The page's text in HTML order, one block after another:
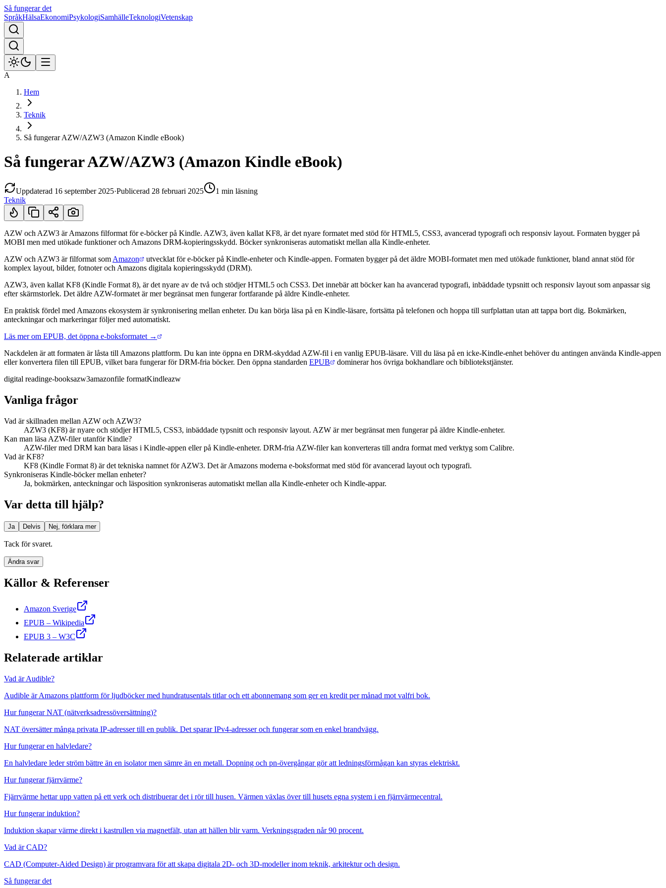
Så fungerar det
SpråkHälsaEkonomiPsykologiSamhälleTeknologiVetenskap
A
Hem
Teknik
Så fungerar AZW/AZW3 (Amazon Kindle eBook)
Så fungerar AZW/AZW3 (Amazon Kindle eBook)
Uppdaterad 16 september 2025·Publicerad 28 februari 2025 1 min läsning
Teknik
Kort svar
AZW och AZW3 är Amazons filformat för e-böcker på Kindle. AZW3, även kallat KF8, är det nyare formatet med stöd för HTML5, CSS3, avancerad typografi och responsiv layout. Formaten bygger på
MOBI men med utökade funktioner och Amazons DRM-kopieringsskydd. Böcker synkroniseras automatiskt mellan alla Kindle-enheter.
AZW och AZW3 är filformat som Amazon
utvecklat för e-böcker på Kindle-enheter och Kindle-appen. Formaten bygger på det äldre MOBI-formatet men med utökade funktioner, bland annat stöd för
komplex layout, bilder, fotnoter och Amazons digitala kopieringsskydd (DRM).
AZW3, även kallat KF8 (Kindle Format 8), är det nyare av de två och stödjer HTML5 och CSS3. Det innebär att böcker kan ha avancerad typografi, inbäddade typsnitt och responsiv layout som anpassar sig
efter skärmstorlek. Det äldre AZW-formatet är mer begränsat men fungerar fortfarande på äldre Kindle-enheter.
En praktisk fördel med Amazons ekosystem är synkronisering mellan enheter. Du kan börja läsa på en Kindle-läsare, fortsätta på telefonen och hoppa till surfplattan utan att tappa bort dig. Bokmärken,
anteckningar och markeringar följer med automatiskt.
Läs mer om EPUB, det öppna e-boksformatet →
Nackdelen är att formaten är låsta till Amazons plattform. Du kan inte öppna en DRM-skyddad AZW-fil i en vanlig EPUB-läsare. Vill du läsa på en icke-Kindle-enhet behöver du antingen använda Kindle-appen
eller konvertera filen till EPUB, vilket bara fungerar för DRM-fria böcker. Den öppna standarden EPUB
dominerar hos övriga bokhandlare och bibliotekstjänster.
digital readinge-booksazw3amazonfile formatKindleazw
Vanliga frågor
Vad är skillnaden mellan AZW och AZW3?
AZW3 (KF8) är nyare och stödjer HTML5, CSS3, inbäddade typsnitt och responsiv layout. AZW är mer begränsat men fungerar på äldre Kindle-enheter.
Kan man läsa AZW-filer utanför Kindle?
AZW-filer med DRM kan bara läsas i Kindle-appen eller på Kindle-enheter. DRM-fria AZW-filer kan konverteras till andra format med verktyg som Calibre.
Vad är KF8?
KF8 (Kindle Format 8) är det tekniska namnet för AZW3. Det är Amazons moderna e-boksformat med stöd för avancerad layout och typografi.
Synkroniseras Kindle-böcker mellan enheter?
Ja, bokmärken, anteckningar och läsposition synkroniseras automatiskt mellan alla Kindle-enheter och Kindle-appar.
Var detta till hjälp?
Ja Delvis Nej, förklara mer
Tack för svaret.
Ändra svar
Källor & Referenser
Amazon Sverige
EPUB – Wikipedia
EPUB 3 – W3C
Relaterade artiklar
Vad är Audible?
Audible är Amazons plattform för ljudböcker med hundratusentals titlar och ett abonnemang som ger en kredit per månad mot valfri bok.
Hur fungerar NAT (nätverksadressöversättning)?
NAT översätter många privata IP-adresser till en publik. Det sparar IPv4-adresser och fungerar som en enkel brandvägg.
Hur fungerar en halvledare?
En halvledare leder ström bättre än en isolator men sämre än en metall. Dopning och pn-övergångar gör att ledningsförmågan kan styras elektriskt.
Hur fungerar fjärrvärme?
Fjärrvärme hettar upp vatten på ett verk och distribuerar det i rör till husen. Värmen växlas över till husets egna system i en fjärrvärmecentral.
Hur fungerar induktion?
Induktion skapar värme direkt i kastrullen via magnetfält, utan att hällen blir varm. Verkningsgraden når 90 procent.
Vad är CAD?
CAD (Computer-Aided Design) är programvara för att skapa digitala 2D- och 3D-modeller inom teknik, arkitektur och design.
Så fungerar det